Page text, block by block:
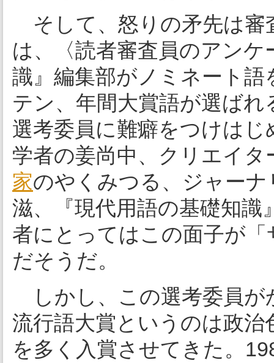
そして、怒りの矛先は審
は、〈読者審査員のアン
識』編集部がノミネート
テン、年間大賞語が選ば
選考委員に難癖をつけは
学者の姜尚中、クリエイ
家のやくみつる、ジャー
滋、『現代用語の基礎知識
者にとってはこの面子が
だそうだ。
しかし、この選考委員が
流行語大賞というのは政
を多く入賞させてきた。